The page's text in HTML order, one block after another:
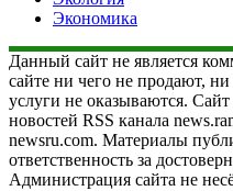
Экономика
Данный сайт не является
сайте ни чего не продают,
услуги не оказываются. Сайт
новостей RSS канала
newsru.com. Материалы
ответственность за
Администрация сайта не